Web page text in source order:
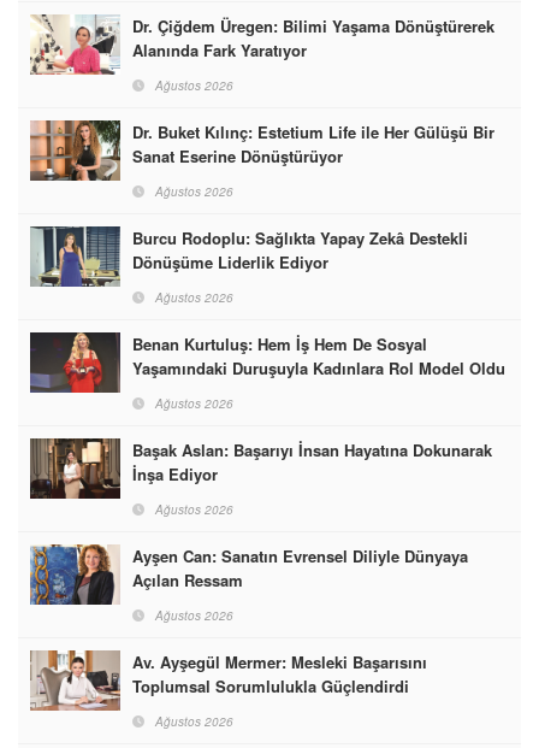
Dr. Çiğdem Üregen: Bilimi Yaşama Dönüştürerek
Alanında Fark Yaratıyor
Ağustos 2026
Dr. Buket Kılınç: Estetium Life ile Her Gülüşü Bir
Sanat Eserine Dönüştürüyor
Ağustos 2026
Burcu Rodoplu: Sağlıkta Yapay Zekâ Destekli
Dönüşüme Liderlik Ediyor
Ağustos 2026
Benan Kurtuluş: Hem İş Hem De Sosyal
Yaşamındaki Duruşuyla Kadınlara Rol Model Oldu
Ağustos 2026
Başak Aslan: Başarıyı İnsan Hayatına Dokunarak
İnşa Ediyor
Ağustos 2026
Ayşen Can: Sanatın Evrensel Diliyle Dünyaya
Açılan Ressam
Ağustos 2026
Av. Ayşegül Mermer: Mesleki Başarısını
Toplumsal Sorumlulukla Güçlendirdi
Ağustos 2026